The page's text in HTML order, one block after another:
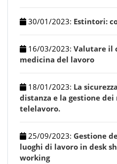
30/01/2023: Estintori:
16/03/2023: Valutare il
medicina del lavoro
18/01/2023: La
distanza e la gestione
telelavoro.
25/09/2023: Gestione
luoghi di lavoro in desk
working